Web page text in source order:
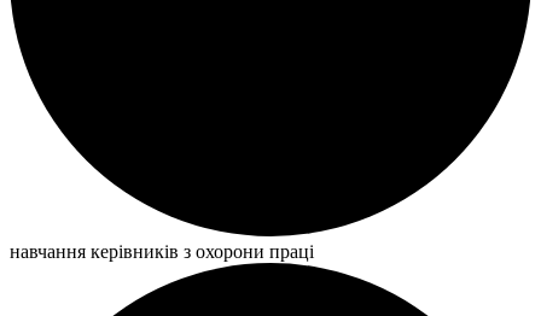
навчання керівників з охорони праці